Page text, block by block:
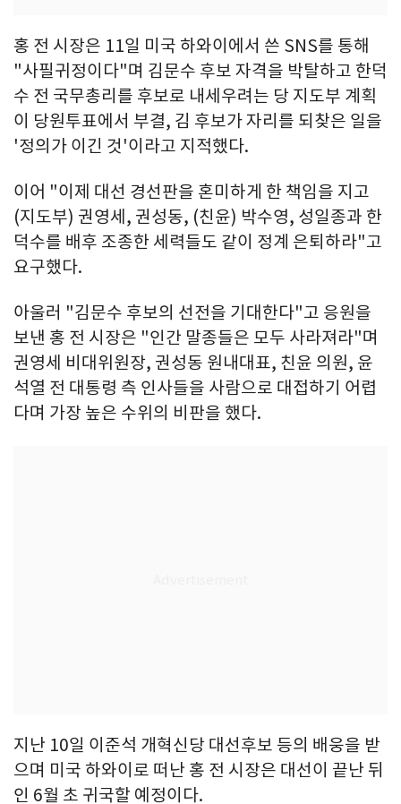
홍 전 시장은 11일 미국 하와이에서 쓴 SNS를 통해
"사필귀정이다"며 김문수 후보 자격을 박탈하고 한덕
수 전 국무총리를 후보로 내세우려는 당 지도부 계획
이 당원투표에서 부결, 김 후보가 자리를 되찾은 일을
'정의가 이긴 것'이라고 지적했다.
이어 "이제 대선 경선판을 혼미하게 한 책임을 지고
(지도부) 권영세, 권성동, (친윤) 박수영, 성일종과 한
덕수를 배후 조종한 세력들도 같이 정계 은퇴하라"고
요구했다.
아울러 "김문수 후보의 선전을 기대한다"고 응원을
보낸 홍 전 시장은 "인간 말종들은 모두 사라져라"며
권영세 비대위원장, 권성동 원내대표, 친윤 의원, 윤
석열 전 대통령 측 인사들을 사람으로 대접하기 어렵
다며 가장 높은 수위의 비판을 했다.
지난 10일 이준석 개혁신당 대선후보 등의 배웅을 받
으며 미국 하와이로 떠난 홍 전 시장은 대선이 끝난 뒤
인 6월 초 귀국할 예정이다.